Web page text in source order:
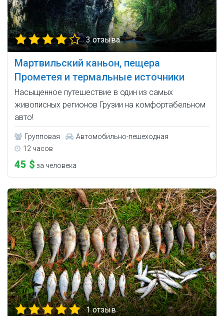
3 отзыва
Мартвильский каньон, пещера
Прометея и термальные источники
Насыщенное путешествие в один из самых
живописных регионов Грузии на комфортабельном
авто!
Групповая
Автомобильно-пешеходная
12 часов
45 $ за человека
1 отзыв